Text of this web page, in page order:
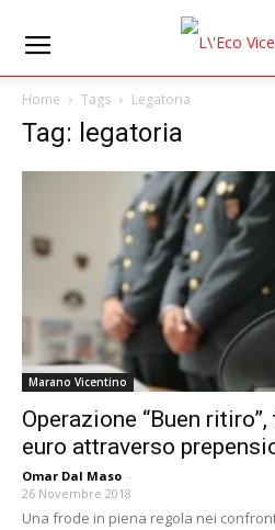
Home Tags Legatoria
Tag: legatoria
Marano Vicentino
Operazione “Buen
euro attraverso
Omar Dal Maso -
26 Novembre 2018
Una frode in piena regola nei